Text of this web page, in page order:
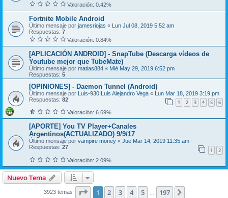
Valoración: 0.42%
Fortnite Mobile Android
Último mensaje por jamesriojas « Lun Jul 08, 2019 5:52 am
Respuestas: 7
Valoración: 0.84%
[APLICACIÓN ANDROID] - SnapTube (Descarga vídeos de
Youtube mejor que TubeMate)
Último mensaje por matias884 « Mié May 29, 2019 6:52 pm
Respuestas: 5
[OPINIONES] - Daemon Tunnel (Android)
Último mensaje por Luis-930|Luis Alejandro Vega « Lun Mar 18, 2019 3:19 pm
Respuestas: 82 1 2 3 4 5 6
Valoración: 6.69%
[APORTE] You TV Player+Canales
Argentinos(ACTUALIZADO) 9/9/17
Último mensaje por vampire money « Jue Mar 14, 2019 11:35 am
Respuestas: 27 1 2
Valoración: 2.09%
Nuevo Tema
3923 temas Página de 197
1 2 3 4 5 197